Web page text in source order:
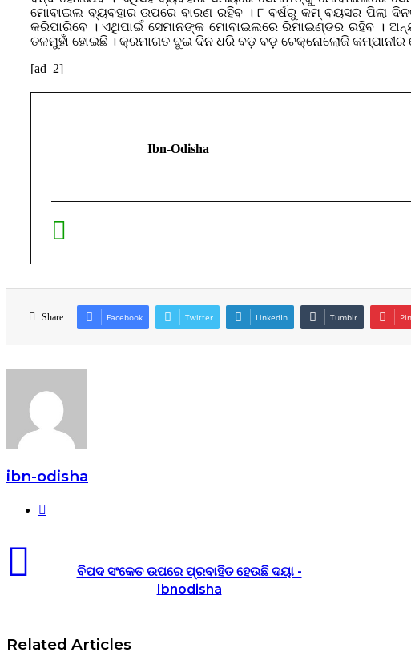
ମୋବାଇଲ ବ୍ୟବହାର ଉପରେ ବାରଣ ରହିବ । ୮ ବର୍ଷରୁ କମ୍ ବୟସର ପିଲା
କରିପାରିବେ । ଏଥିପାଇଁ ସେମାନଙ୍କ ମୋବାଇଲରେ ରିମାଇଣ୍ଡର ରହିବ ।
ତଳମୁହାଁ ହୋଇଛି । କ୍ରମାଗତ ଦୁଇ ଦିନ ଧରି ବଡ଼ ବଡ଼ ଟେକ୍ନୋଲୋଜି କମ୍ପାନୀର
[ad_2]
Ibn-Odisha
Share Facebook Twitter LinkedIn Tumblr
ibn-odisha
ବିପଦ ସଂକେତ ଉପରେ ପ୍ରବାହିତ ହେଉଛି ଦୟା -
Ibnodisha
Related Articles